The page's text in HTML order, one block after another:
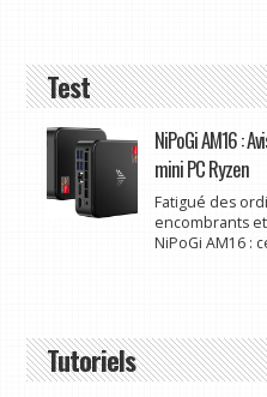
Test
NiPoGi AM16 :
mini PC Ryzen
Fatigué des
encombrants
NiPoGi AM16 :
Tutoriels